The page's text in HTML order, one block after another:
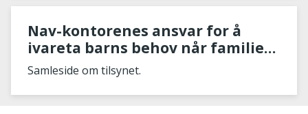
Nav-kontorenes ansvar for å
ivareta barns behov når familien
søker økonomisk stønad
Samleside om tilsynet.